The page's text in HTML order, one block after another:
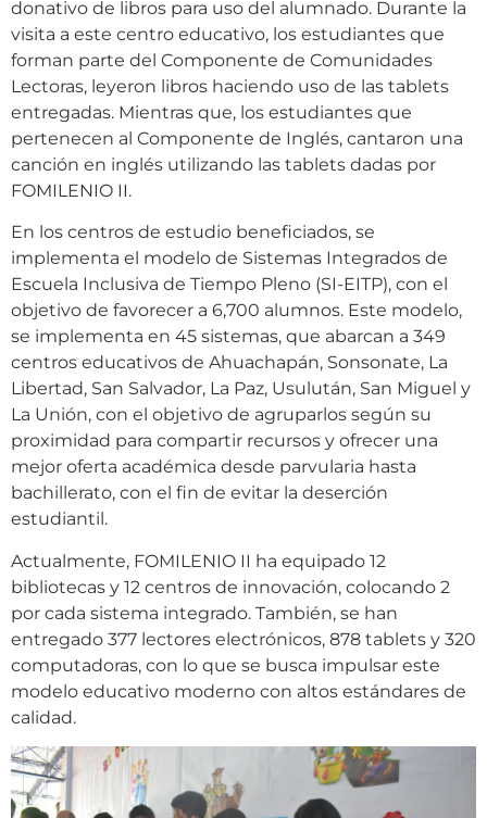
donativo de libros para uso del alumnado. Durante la
visita a este centro educativo, los estudiantes que
forman parte del Componente de Comunidades
Lectoras, leyeron libros haciendo uso de las tablets
entregadas. Mientras que, los estudiantes que
pertenecen al Componente de Inglés, cantaron una
canción en inglés utilizando las tablets dadas por
FOMILENIO II.
En los centros de estudio beneficiados, se
implementa el modelo de Sistemas Integrados de
Escuela Inclusiva de Tiempo Pleno (SI-EITP), con el
objetivo de favorecer a 6,700 alumnos. Este modelo,
se implementa en 45 sistemas, que abarcan a 349
centros educativos de Ahuachapán, Sonsonate, La
Libertad, San Salvador, La Paz, Usulután, San Miguel y
La Unión, con el objetivo de agruparlos según su
proximidad para compartir recursos y ofrecer una
mejor oferta académica desde parvularia hasta
bachillerato, con el fin de evitar la deserción
estudiantil.
Actualmente, FOMILENIO II ha equipado 12
bibliotecas y 12 centros de innovación, colocando 2
por cada sistema integrado. También, se han
entregado 377 lectores electrónicos, 878 tablets y 320
computadoras, con lo que se busca impulsar este
modelo educativo moderno con altos estándares de
calidad.